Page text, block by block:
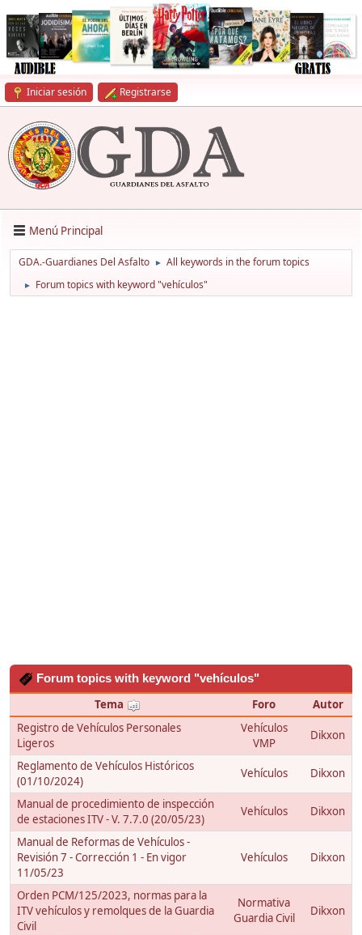
Iniciar sesión Registrarse
Menú Principal
GDA.-Guardianes Del Asfalto ► All keywords in the forum topics
► Forum topics with keyword "vehículos"
Forum topics with keyword "vehículos"
Tema Foro
Autor
Registro de Vehículos Personales
Ligeros
Vehículos
VMP
Dikxon
Reglamento de Vehículos Históricos
(01/10/2024)
Vehículos Dikxon
Manual de procedimiento de inspección
de estaciones ITV - V. 7.7.0 (20/05/23)
Vehículos Dikxon
Manual de Reformas de Vehículos -
Revisión 7 - Corrección 1 - En vigor
11/05/23
Vehículos Dikxon
Orden PCM/125/2023, normas para la
ITV vehículos y remolques de la Guardia
Civil
Normativa
Guardia Civil
Dikxon